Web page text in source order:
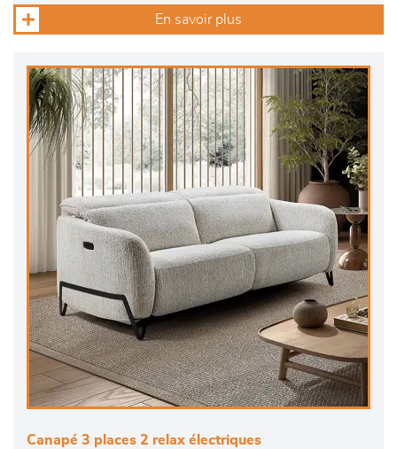
En savoir plus
Canapé 3 places 2 relax électriques